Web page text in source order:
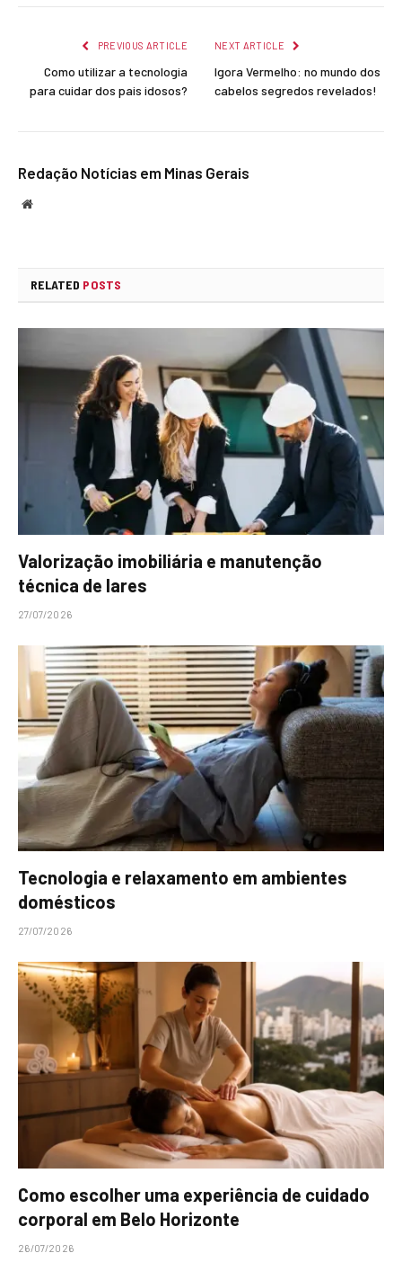
PREVIOUS ARTICLE
Como utilizar a tecnologia
para cuidar dos pais idosos?
NEXT ARTICLE
Igora Vermelho: no mundo dos
cabelos segredos revelados!
Redação Notícias em Minas Gerais
Website
RELATED POSTS
Valorização imobiliária e manutenção
técnica de lares
27/07/2026
Tecnologia e relaxamento em ambientes
domésticos
27/07/2026
Como escolher uma experiência de cuidado
corporal em Belo Horizonte
26/07/2026